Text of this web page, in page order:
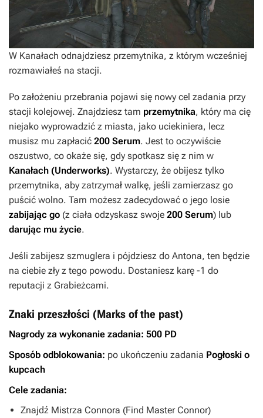
W Kanałach odnajdziesz przemytnika, z którym wcześniej
rozmawiałeś na stacji.
Po założeniu przebrania pojawi się nowy cel zadania przy
stacji kolejowej. Znajdziesz tam przemytnika, który ma cię
niejako wyprowadzić z miasta, jako uciekiniera, lecz
musisz mu zapłacić 200 Serum. Jest to oczywiście
oszustwo, co okaże się, gdy spotkasz się z nim w
Kanałach (Underworks). Wystarczy, że obijesz tylko
przemytnika, aby zatrzymał walkę, jeśli zamierzasz go
puścić wolno. Tam możesz zadecydować o jego losie
zabijając go (z ciała odzyskasz swoje 200 Serum) lub
darując mu życie.
Jeśli zabijesz szmuglera i pójdziesz do Antona, ten będzie
na ciebie zły z tego powodu. Dostaniesz karę -1 do
reputacji z Grabieżcami.
Znaki przeszłości (Marks of the past)
Nagrody za wykonanie zadania: 500 PD
Sposób odblokowania: po ukończeniu zadania Pogłoski o
kupcach
Cele zadania:
Znajdź Mistrza Connora (Find Master Connor)